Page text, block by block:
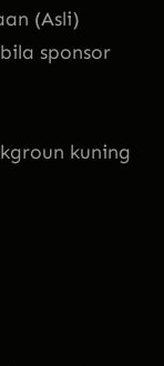
(Asli)
sponsor
kuning